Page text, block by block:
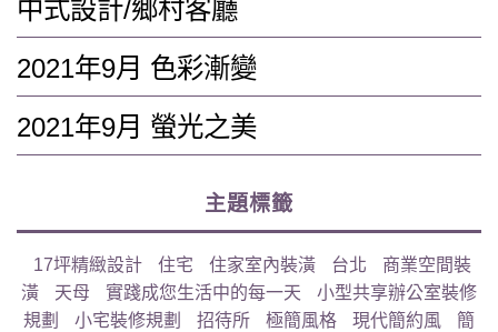
中式設計/鄉村客廳
2021年9月 色彩漸變
2021年9月 螢光之美
主題標籤
17坪精緻設計 住宅 住家室內裝潢 台北
商業空間裝
潢
天母 實踐成您生活中的每一天
小型共享辦公室裝修
規劃
小宅裝修規劃 招待所 極簡風格 現代簡約風
簡